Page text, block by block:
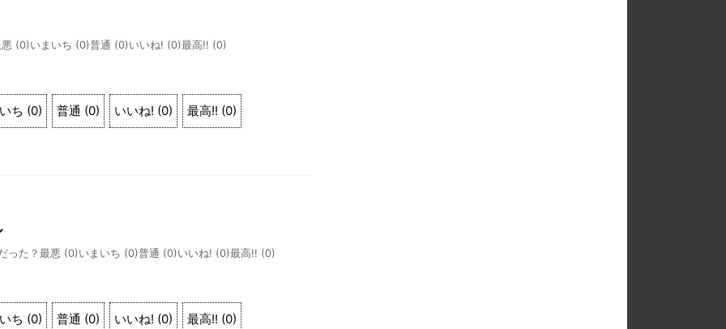
悪 (0)いまいち (0)普通 (0)いいね! (0)最高!! (0)
ち (0) 普通 (0) いいね! (0) 最高!! (0)
った？最悪 (0)いまいち (0)普通 (0)いいね! (0)最高!! (0)
ち (0) 普通 (0) いいね! (0) 最高!! (0)